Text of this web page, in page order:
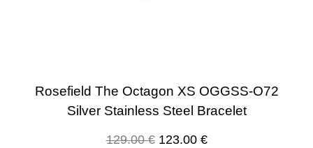
Rosefield The Octagon XS OGGSS-O72
Silver Stainless Steel Bracelet
129.00€ 123.00 €